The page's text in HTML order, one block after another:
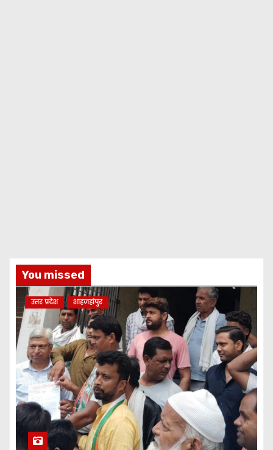
You missed
उत्तर प्रदेश शाहजहांपुर